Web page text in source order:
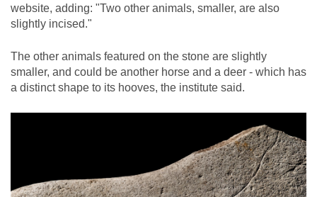
website, adding: "Two other animals, smaller, are also
slightly incised."
The other animals featured on the stone are slightly
smaller, and could be another horse and a deer - which has
a distinct shape to its hooves, the institute said.